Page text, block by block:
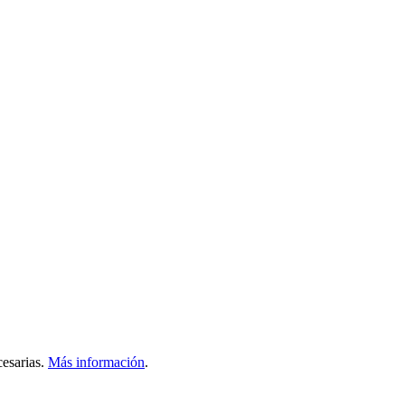
Más información.